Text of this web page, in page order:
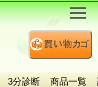
3分診断 商品一覧